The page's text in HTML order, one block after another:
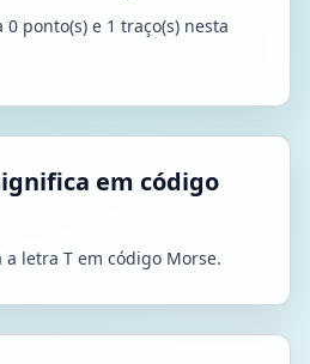
0 ponto(s) e 1 traço(s) nesta
em código
letra T em código Morse.